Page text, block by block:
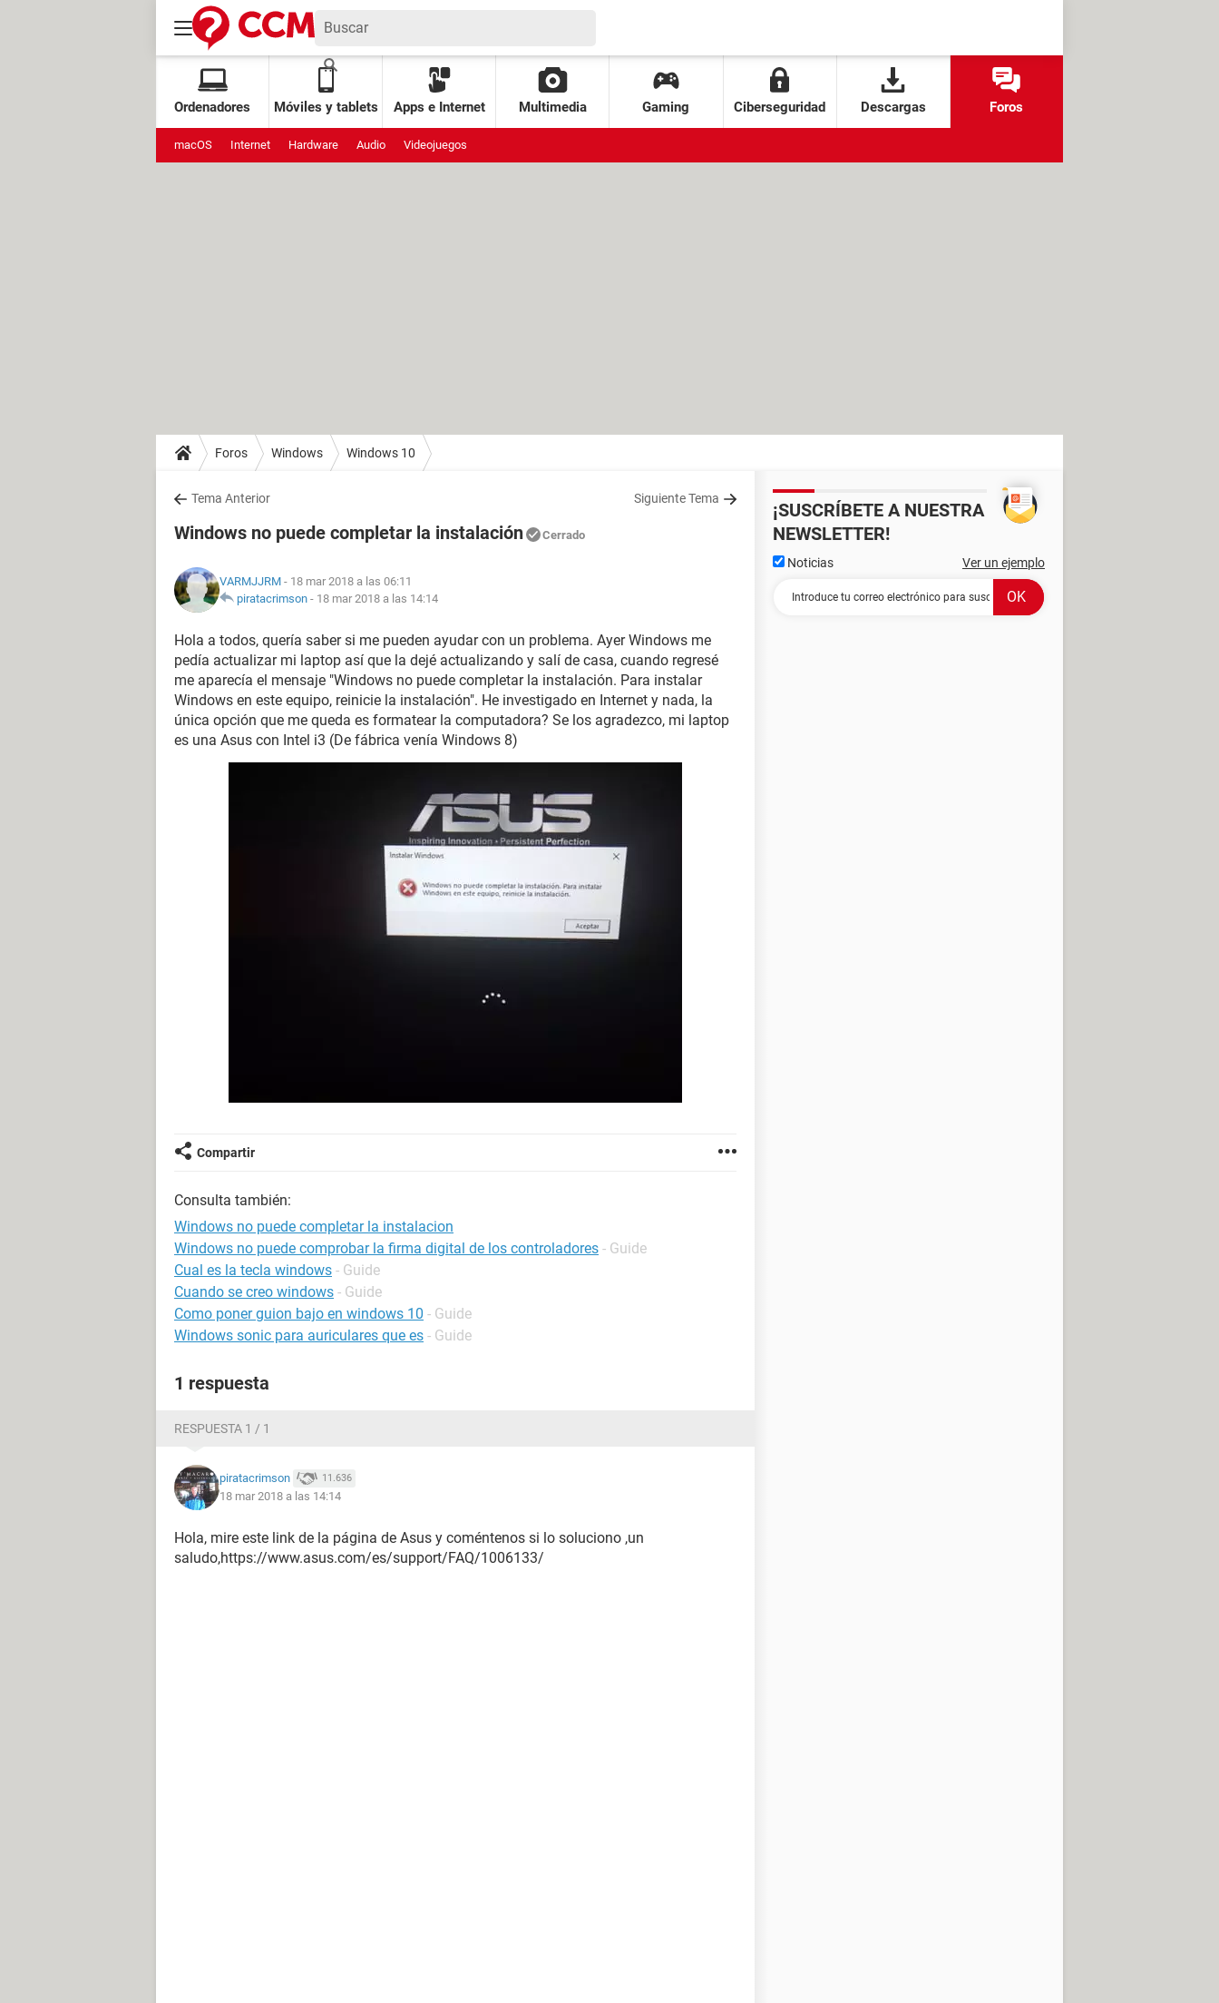
Ordenadores Móviles y tablets Apps e Internet Multimedia Gaming Ciberseguridad Descargas Foros
macOS Internet Hardware Audio Videojuegos
Foros Windows Windows 10
Tema Anterior Siguiente Tema
Windows no puede completar la instalación Cerrado
VARMJJRM - 18 mar 2018 a las 06:11
piratacrimson - 18 mar 2018 a las 14:14
Hola a todos, quería saber si me pueden ayudar con un problema. Ayer Windows me
pedía actualizar mi laptop así que la dejé actualizando y salí de casa, cuando regresé
me aparecía el mensaje "Windows no puede completar la instalación. Para instalar
Windows en este equipo, reinicie la instalación". He investigado en Internet y nada, la
única opción que me queda es formatear la computadora? Se los agradezco, mi laptop
es una Asus con Intel i3 (De fábrica venía Windows 8)
Compartir
Consulta también:
Windows no puede completar la instalacion
Windows no puede comprobar la firma digital de los controladores - Guide
Cual es la tecla windows - Guide
Cuando se creo windows - Guide
Como poner guion bajo en windows 10 - Guide
Windows sonic para auriculares que es - Guide
1 respuesta
RESPUESTA 1 / 1
piratacrimson 11.636
18 mar 2018 a las 14:14
Hola, mire este link de la página de Asus y coméntenos si lo soluciono ,un
saludo,https://www.asus.com/es/support/FAQ/1006133/
¡SUSCRÍBETE A NUESTRA
NEWSLETTER!
Noticias Ver un ejemplo